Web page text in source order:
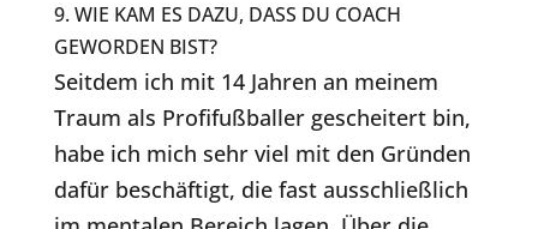
9. WIE KAM ES DAZU, DASS DU COACH
GEWORDEN BIST?
Seitdem ich mit 14 Jahren an meinem
Traum als Profifußballer gescheitert bin,
habe ich mich sehr viel mit den Gründen
dafür beschäftigt, die fast ausschließlich